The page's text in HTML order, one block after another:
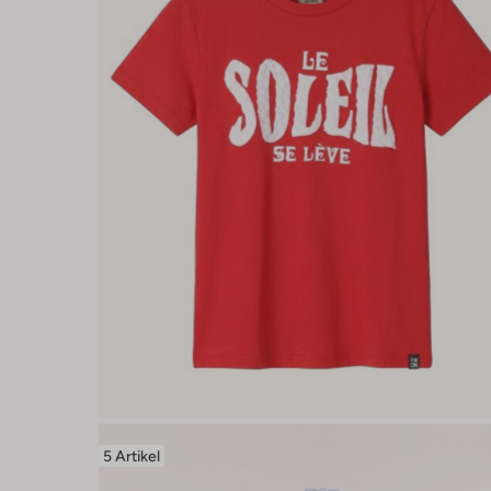
5 Artikel